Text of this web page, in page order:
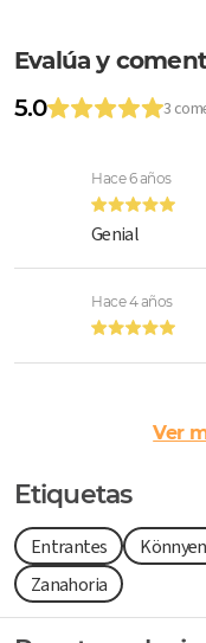
Evalúa y
5.0
3
Hace 6 años
Genial
Hace 4 años
Ver
Etiquetas
Entrantes Könnyen
Zanahoria